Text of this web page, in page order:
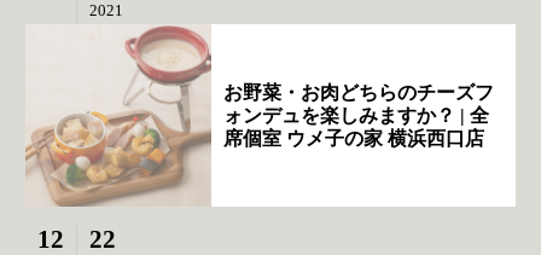
2021
お野菜・お肉どちらのチーズフ
ォンデュを楽しみますか？ | 全
席個室 ウメ子の家 横浜西口店
12 22